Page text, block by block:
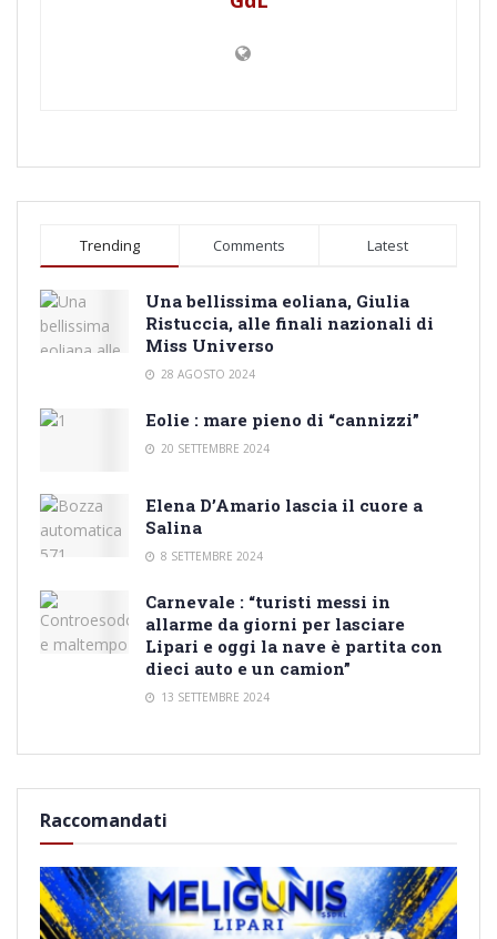
Trending Comments Latest
Una bellissima eoliana, Giulia
Ristuccia, alle finali nazionali di
Miss Universo
28 AGOSTO 2024
Eolie : mare pieno di “cannizzi”
20 SETTEMBRE 2024
Elena D’Amario lascia il cuore a
Salina
8 SETTEMBRE 2024
Carnevale : “turisti messi in
allarme da giorni per lasciare
Lipari e oggi la nave è partita con
dieci auto e un camion”
13 SETTEMBRE 2024
Raccomandati